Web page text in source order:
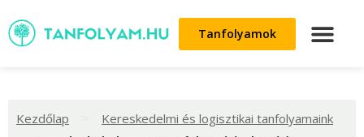
Tanfolyamok
Kezdőlap Kereskedelmi és logisztikai tanfolyamaink